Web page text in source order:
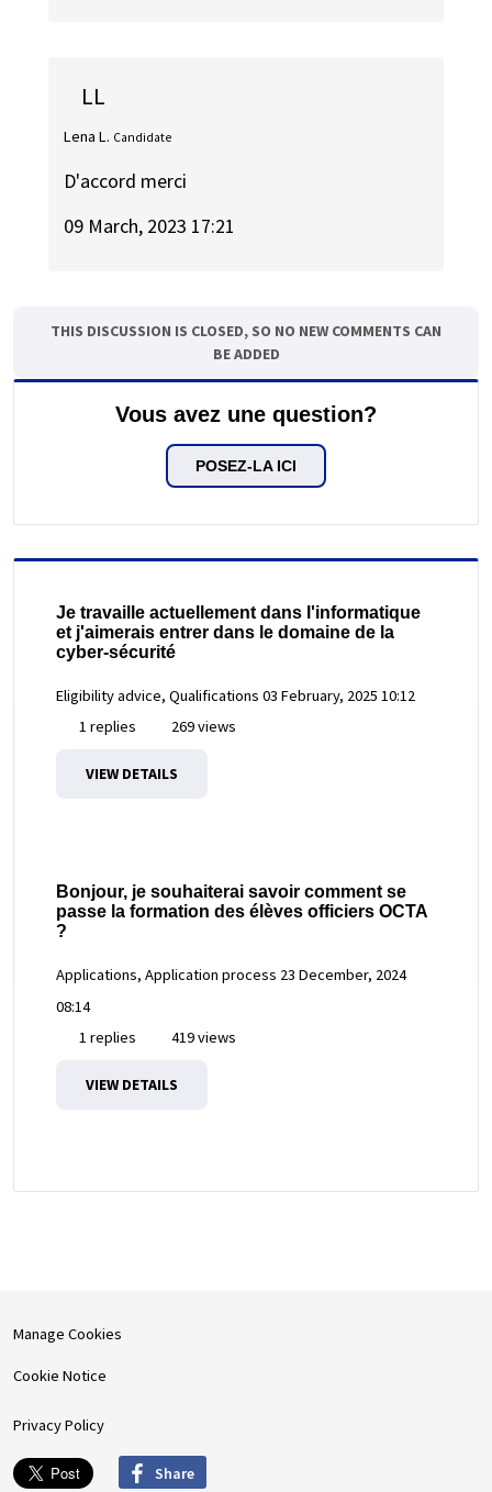
LL
Lena L. Candidate
D'accord merci
09 March, 2023 17:21
THIS DISCUSSION IS CLOSED, SO NO NEW COMMENTS CAN
BE ADDED
Vous avez une question?
POSEZ-LA ICI
Je travaille actuellement dans l'informatique
et j'aimerais entrer dans le domaine de la
cyber-sécurité
Eligibility advice, Qualifications 03 February, 2025 10:12
1 replies
269 views
VIEW DETAILS
Bonjour, je souhaiterai savoir comment se
passe la formation des élèves officiers OCTA
?
Applications, Application process 23 December, 2024
08:14
1 replies
419 views
VIEW DETAILS
Manage Cookies
Cookie Notice
Privacy Policy
Share